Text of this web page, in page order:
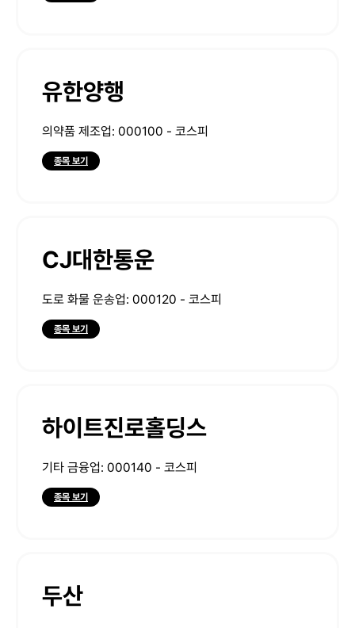
유한양행
의약품 제조업: 000100 - 코스피
종목 보기
CJ대한통운
도로 화물 운송업: 000120 - 코스피
종목 보기
하이트진로홀딩스
기타 금융업: 000140 - 코스피
종목 보기
두산